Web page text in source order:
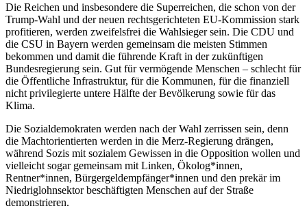
Die Reichen und insbesondere die Superreichen, die schon von der
Trump-Wahl und der neuen rechtsgerichteten EU-Kommission stark
profitieren, werden zweifelsfrei die Wahlsieger sein. Die CDU und
die CSU in Bayern werden gemeinsam die meisten Stimmen
bekommen und damit die führende Kraft in der zukünftigen
Bundesregierung sein. Gut für vermögende Menschen – schlecht für
die Öffentliche Infrastruktur, für die Kommunen, für die finanziell
nicht privilegierte untere Hälfte der Bevölkerung sowie für das
Klima.
Die Sozialdemokraten werden nach der Wahl zerrissen sein, denn
die Machtorientierten werden in die Merz-Regierung drängen,
während Sozis mit sozialem Gewissen in die Opposition wollen und
vielleicht sogar gemeinsam mit Linken, Ökolog*innen,
Rentner*innen, Bürgergeldempfänger*innen und den prekär im
Niedriglohnsektor beschäftigten Menschen auf der Straße
demonstrieren.